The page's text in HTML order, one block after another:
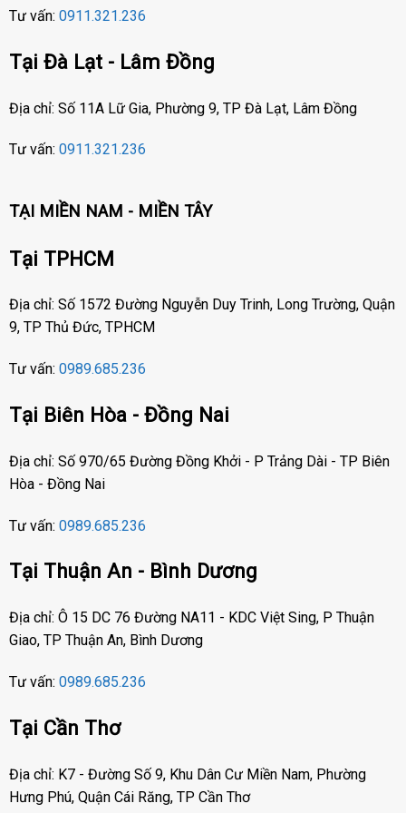
Tư vấn: 0911.321.236
Tại Đà Lạt - Lâm Đồng
Địa chỉ: Số 11A Lữ Gia, Phường 9, TP Đà Lạt, Lâm Đồng
Tư vấn: 0911.321.236
TẠI MIỀN NAM - MIỀN TÂY
Tại TPHCM
Địa chỉ: Số 1572 Đường Nguyễn Duy Trinh, Long Trường, Quận
9, TP Thủ Đức, TPHCM
Tư vấn: 0989.685.236
Tại Biên Hòa - Đồng Nai
Địa chỉ: Số 970/65 Đường Đồng Khởi - P Trảng Dài - TP Biên
Hòa - Đồng Nai
Tư vấn: 0989.685.236
Tại Thuận An - Bình Dương
Địa chỉ: Ô 15 DC 76 Đường NA11 - KDC Việt Sing, P Thuận
Giao, TP Thuận An, Bình Dương
Tư vấn: 0989.685.236
Tại Cần Thơ
Địa chỉ: K7 - Đường Số 9, Khu Dân Cư Miền Nam, Phường
Hưng Phú, Quận Cái Răng, TP Cần Thơ